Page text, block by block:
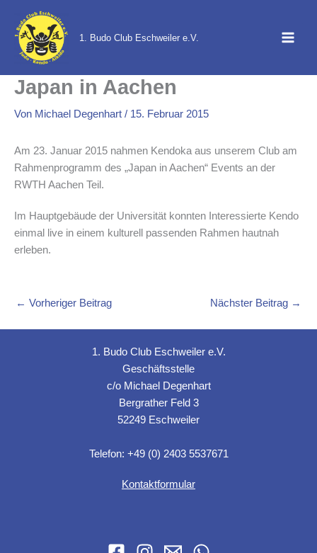
Inhalt
springen
1. Budo Club Eschweiler e.V.
Japan in Aachen
Von Michael Degenhart / 15. Februar 2015
Am 23. Januar 2015 nahmen Kendoka aus unserem Club am
Rahmenprogramm des „Japan in Aachen“ Events an der
RWTH Aachen Teil.
Im Hauptgebäude der Universität konnten Interessierte Kendo
einmal live in einem kulturell passenden Rahmen hautnah
erleben.
← Vorheriger Beitrag Nächster Beitrag →
1. Budo Club Eschweiler e.V.
Geschäftsstelle
c/o Michael Degenhart
Bergrather Feld 3
52249 Eschweiler
Telefon: +49 (0) 2403 5537671
Kontaktformular